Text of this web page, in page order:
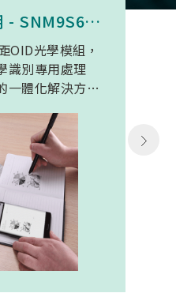
光學手寫筆應用 - SNM9S6100BC4000A
OID光學模組，
識別專用處理
一體化解決方
小型化的同時，
，使其能在離紙
讀取碼點，同時
能確保書寫筆跡
，並確保在小型
與穩定度，讓產
式，將紙本與數